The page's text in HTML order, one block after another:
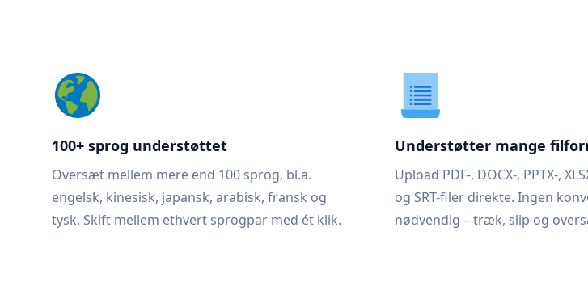
100+ sprog understøttet
Oversæt mellem mere end 100 sprog, bl.a.
engelsk, kinesisk, japansk, arabisk, fransk og
tysk. Skift mellem ethvert sprogpar med ét klik.
Understøtter mange
Upload PDF-, DOCX-, PPTX-,
og SRT-filer direkte. Ingen
nødvendig – træk, slip og